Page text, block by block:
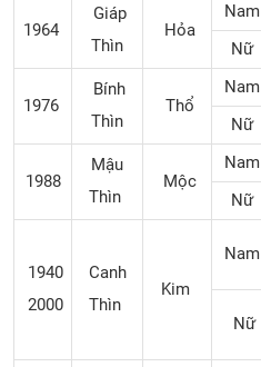
1964
Giáp
Thìn
Hỏa
Nam
Nữ
1976
Bính
Thìn
Thổ
Nam
Nữ
1988
Mậu
Thìn
Mộc
Nam
Nữ
1940
2000
Canh
Thìn
Kim
Nam
Nữ